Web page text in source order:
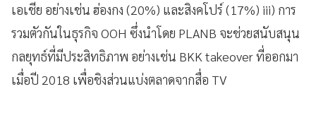
เอเชีย อย่างเช่น ฮ่องกง (20%) และสิงคโปร์ (17%) iii) การ
รวมตัวกันในธุรกิจ OOH ซึ่งนำโดย PLANB จะช่วยสนับสนุน
กลยุทธ์ที่มีประสิทธิภาพ อย่างเช่น BKK takeover ที่ออกมา
เมื่อปี 2018 เพื่อชิงส่วนแบ่งตลาดจากสื่อ TV